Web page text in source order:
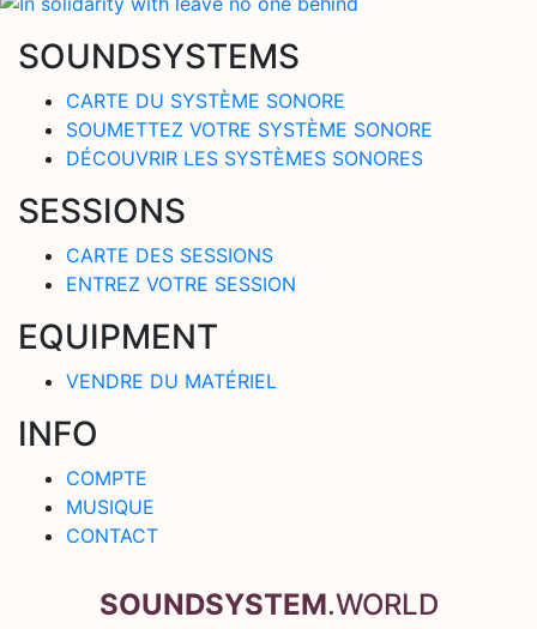
SOUNDSYSTEMS
CARTE DU SYSTÈME SONORE
SOUMETTEZ VOTRE SYSTÈME SONORE
DÉCOUVRIR LES SYSTÈMES SONORES
SESSIONS
CARTE DES SESSIONS
ENTREZ VOTRE SESSION
EQUIPMENT
VENDRE DU MATÉRIEL
INFO
COMPTE
MUSIQUE
CONTACT
SOUNDSYSTEM.WORLD